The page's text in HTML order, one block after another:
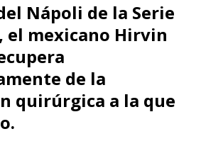
Nápoli de la Serie
el mexicano Hirvin
de la
quirúrgica a la que